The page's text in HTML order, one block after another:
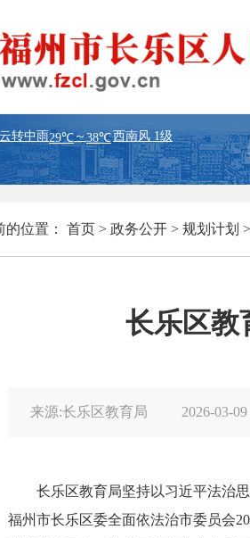
的位置： 首页 > 政务公开 > 规划计划 >
长乐区教
来源:长乐区教育局 2026-03-
长乐区教育局坚持以习近平法治
福州市长乐区委全面依法治市委员会